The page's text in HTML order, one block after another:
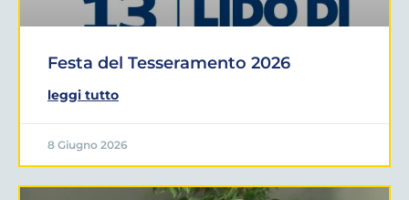
Festa del Tesseramento 2026
leggi tutto
8 Giugno 2026